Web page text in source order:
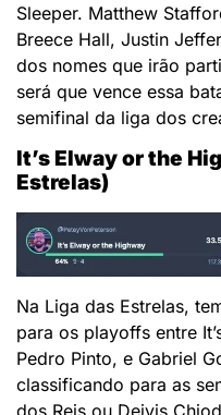
Sleeper. Matthew
Breece Hall, Justin
dos nomes que irão
será que vence essa
semifinal da liga dos
It’s Elway or the
Estrelas)
Na Liga das Estrelas,
para os playoffs entre
Pedro Pinto, e Gabriel
classificando para as
dos Reis ou Deivis